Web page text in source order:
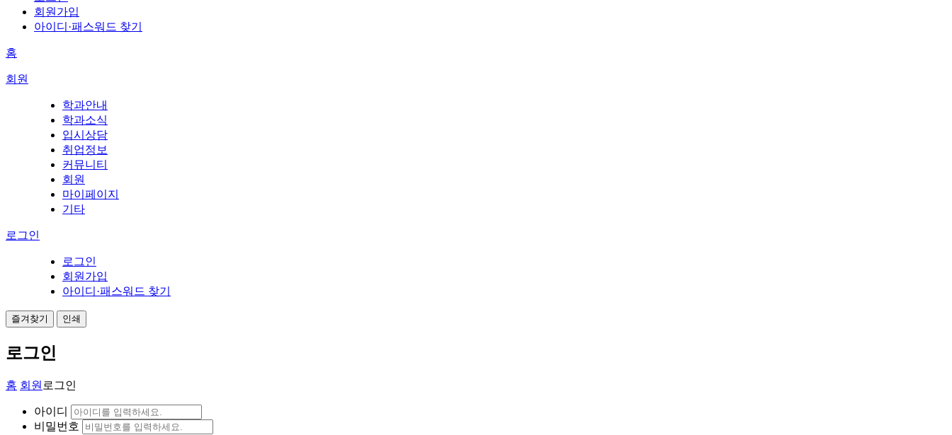
회원가입
아이디·패스워드 찾기
홈
회원
학과안내
학과소식
입시상담
취업정보
커뮤니티
회원
마이페이지
기타
로그인
로그인
회원가입
아이디·패스워드 찾기
즐겨찾기 인쇄
로그인
홈 회원 로그인
아이디
비밀번호